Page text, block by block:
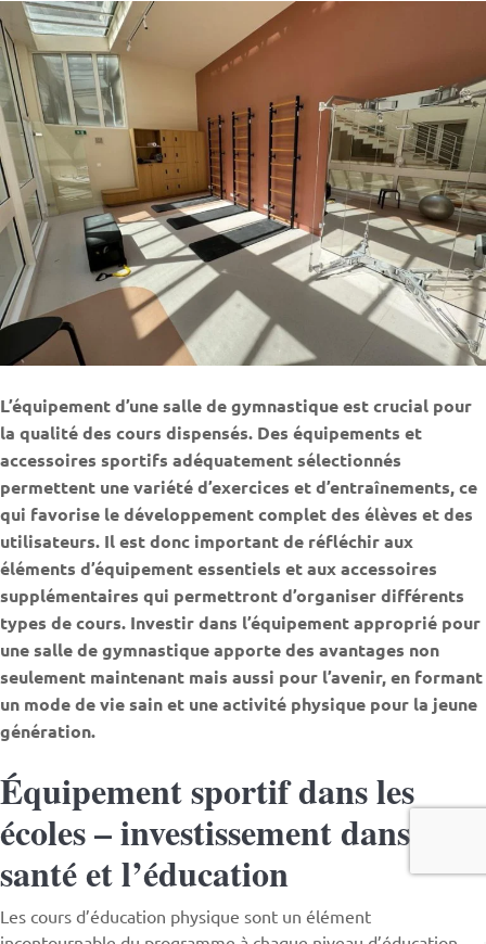
L’équipement d’une salle de gymnastique est crucial pour
la qualité des cours dispensés. Des équipements et
accessoires sportifs adéquatement sélectionnés
permettent une variété d’exercices et d’entraînements, ce
qui favorise le développement complet des élèves et des
utilisateurs. Il est donc important de réfléchir aux
éléments d’équipement essentiels et aux accessoires
supplémentaires qui permettront d’organiser différents
types de cours. Investir dans l’équipement approprié pour
une salle de gymnastique apporte des avantages non
seulement maintenant mais aussi pour l’avenir, en formant
un mode de vie sain et une activité physique pour la jeune
génération.
Équipement sportif dans les
écoles – investissement dans la
santé et l’éducation
Les cours d’éducation physique sont un élément